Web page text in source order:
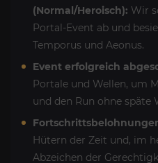
(Normal/Heroisch): Wir
Portal-Event ab und
Temporus und Aeonus.
Event erfolgreich
Portale und Wellen, um
und den Run ohne späte
Hütern der Zeit und, im
Abzeichen der